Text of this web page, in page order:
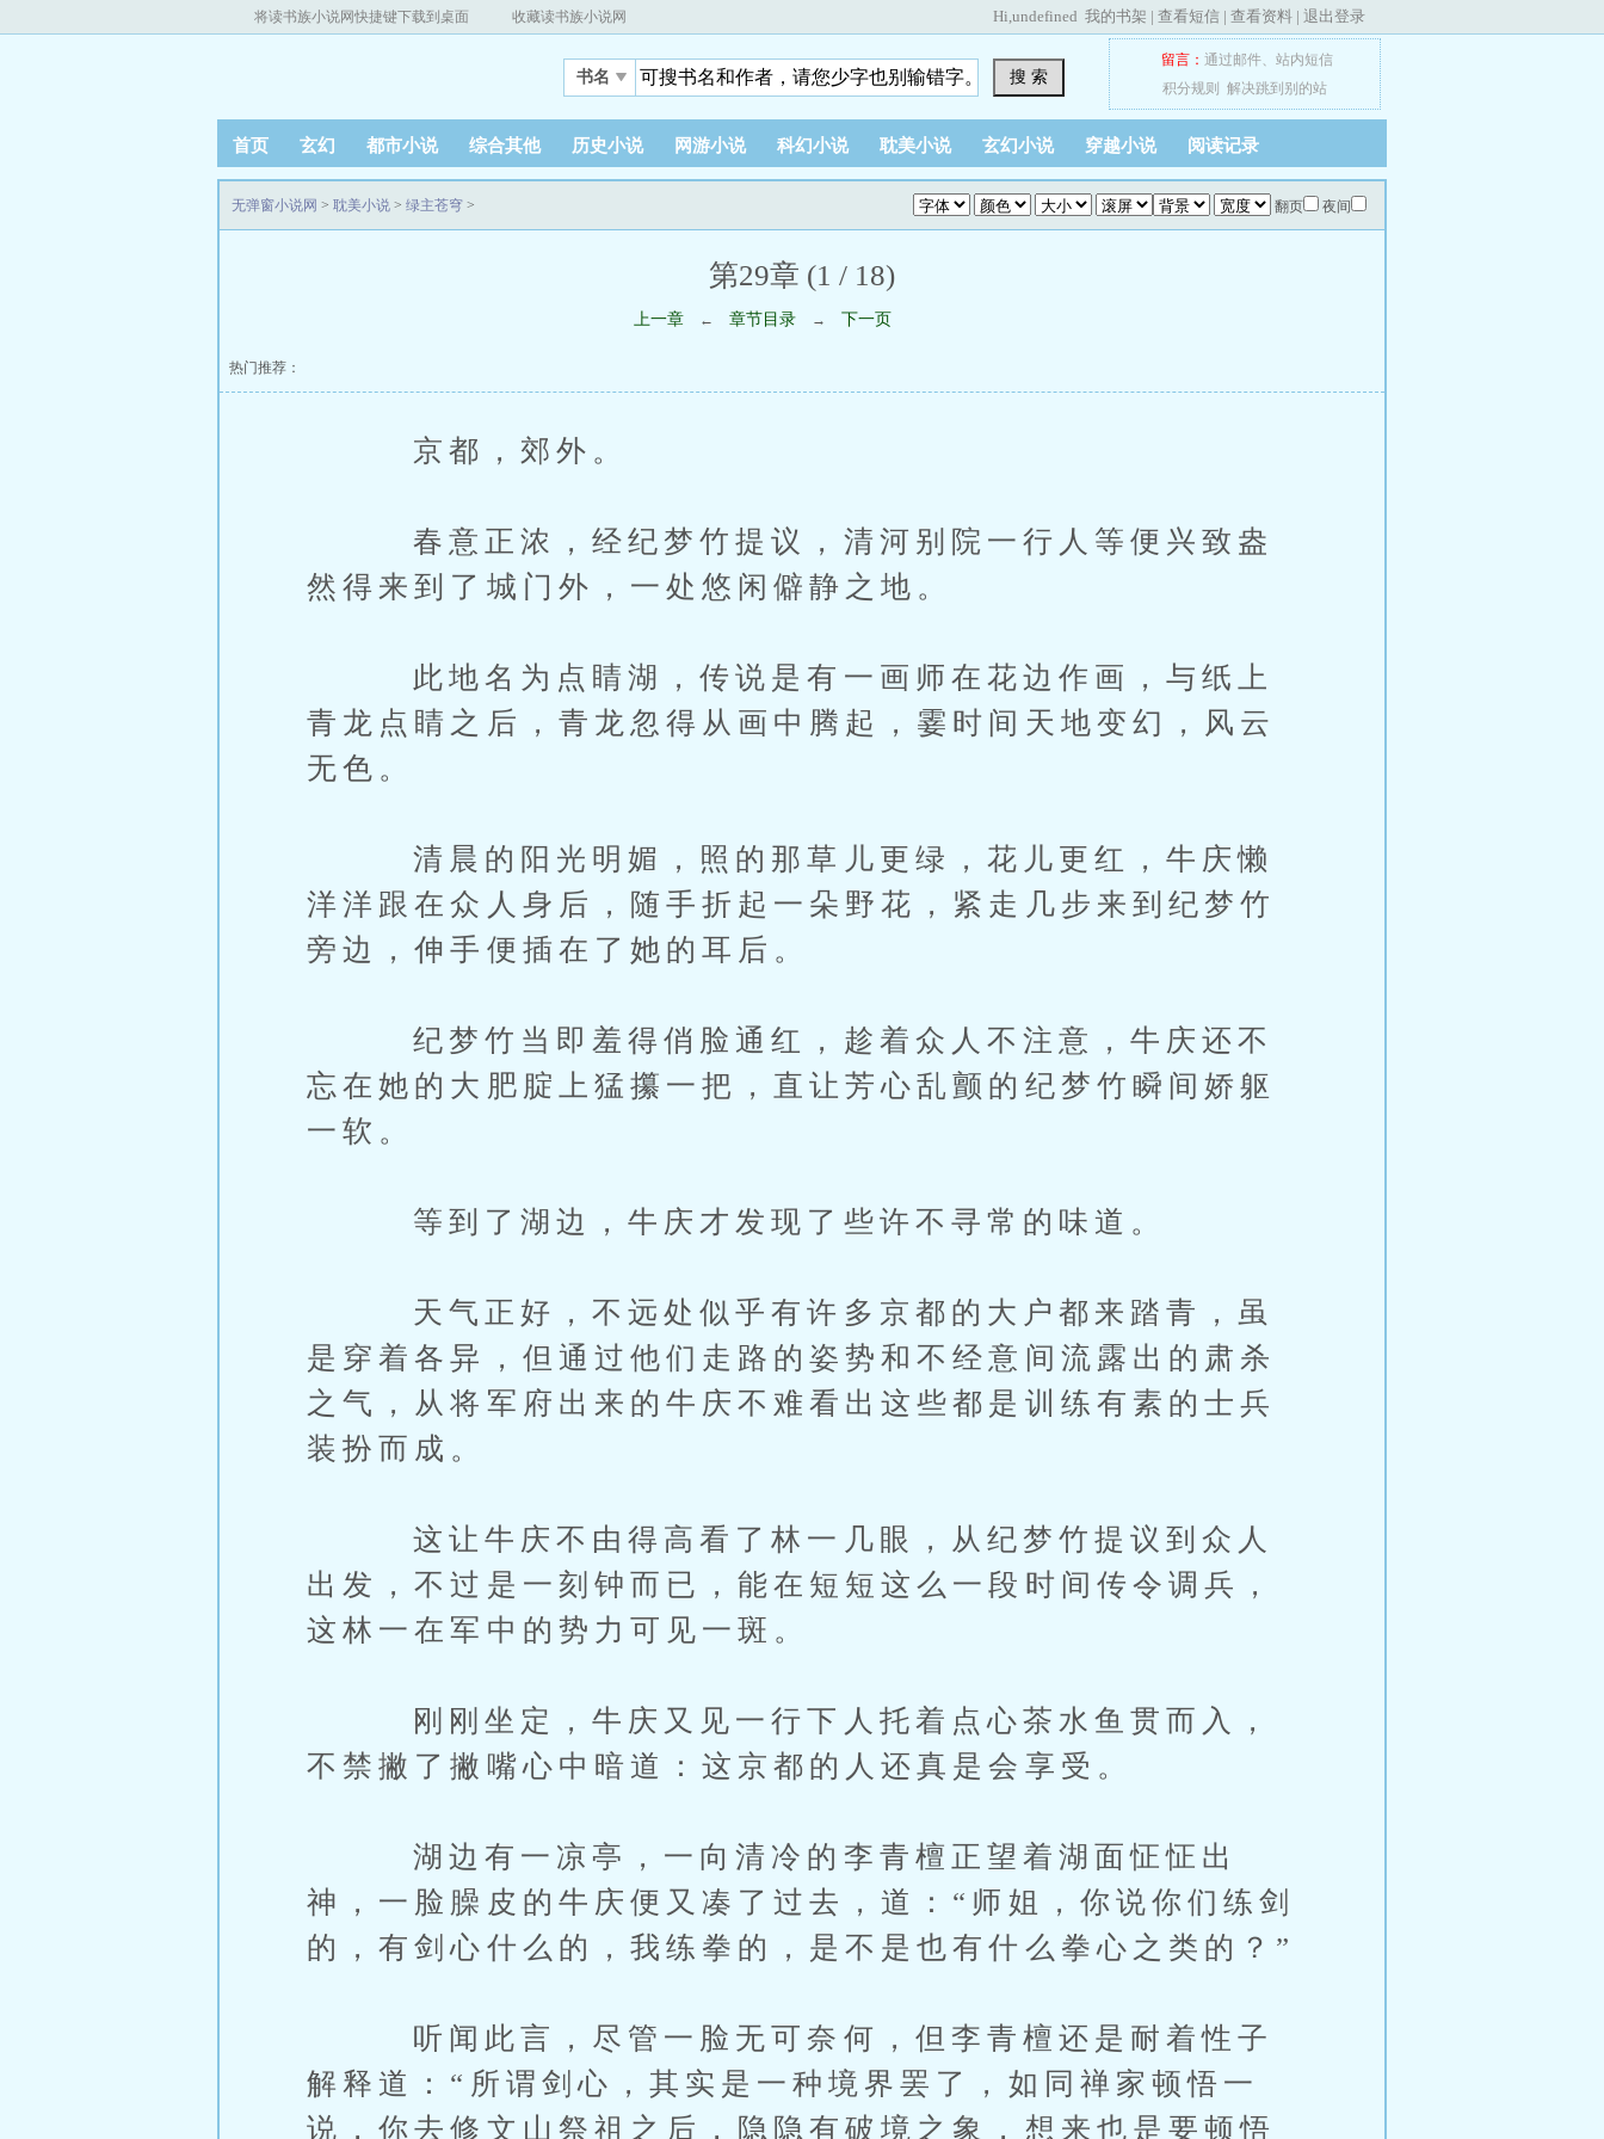
将读书族小说网快捷键下载到桌面 收藏读书族小说网 Hi,undefined 我的书架 | 查看短信 | 查看资料 | 退出登录
书名 搜 索
留言： 通过邮件、 站内短信
积分规则
解决跳到别的站
首页 玄幻 都市小说 综合其他 历史小说 网游小说 科幻小说 耽美小说 玄幻小说 穿越小说 阅读记录
翻页 夜间
无弹窗小说网 > 耽美小说 > 绿主苍穹 >
第29章 (1 / 18)
上一章 ← 章节目录 → 下一页
热门推荐：
京都，郊外。
春意正浓，经纪梦竹提议，清河别院一行人等便兴致盎
然得来到了城门外，一处悠闲僻静之地。
此地名为点睛湖，传说是有一画师在花边作画，与纸上
青龙点睛之后，青龙忽得从画中腾起，霎时间天地变幻，风云
无色。
清晨的阳光明媚，照的那草儿更绿，花儿更红，牛庆懒
洋洋跟在众人身后，随手折起一朵野花，紧走几步来到纪梦竹
旁边，伸手便插在了她的耳后。
纪梦竹当即羞得俏脸通红，趁着众人不注意，牛庆还不
忘在她的大肥腚上猛攥一把，直让芳心乱颤的纪梦竹瞬间娇躯
一软。
等到了湖边，牛庆才发现了些许不寻常的味道。
天气正好，不远处似乎有许多京都的大户都来踏青，虽
是穿着各异，但通过他们走路的姿势和不经意间流露出的肃杀
之气，从将军府出来的牛庆不难看出这些都是训练有素的士兵
装扮而成。
这让牛庆不由得高看了林一几眼，从纪梦竹提议到众人
出发，不过是一刻钟而已，能在短短这么一段时间传令调兵，
这林一在军中的势力可见一斑。
刚刚坐定，牛庆又见一行下人托着点心茶水鱼贯而入，
不禁撇了撇嘴心中暗道：这京都的人还真是会享受。
湖边有一凉亭，一向清冷的李青檀正望着湖面怔怔出
神，一脸臊皮的牛庆便又凑了过去，道：“师姐，你说你们练剑
的，有剑心什么的，我练拳的，是不是也有什么拳心之类的？”
听闻此言，尽管一脸无可奈何，但李青檀还是耐着性子
解释道：“所谓剑心，其实是一种境界罢了，如同禅家顿悟一
说，你去修文山祭祖之后，隐隐有破境之象，想来也是要顿悟